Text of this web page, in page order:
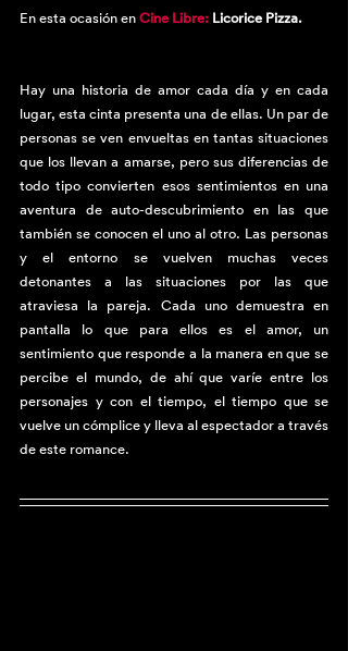
En esta ocasión en Cine Libre: Licorice Pizza.
Hay una historia de amor cada día y en cada
lugar, esta cinta presenta una de ellas. Un par de
personas se ven envueltas en tantas situaciones
que los llevan a amarse, pero sus diferencias de
todo tipo convierten esos sentimientos en una
aventura de auto-descubrimiento en las que
también se conocen el uno al otro. Las personas
y el entorno se vuelven muchas veces
detonantes a las situaciones por las que
atraviesa la pareja. Cada uno demuestra en
pantalla lo que para ellos es el amor, un
sentimiento que responde a la manera en que se
percibe el mundo, de ahí que varíe entre los
personajes y con el tiempo, el tiempo que se
vuelve un cómplice y lleva al espectador a través
de este romance.